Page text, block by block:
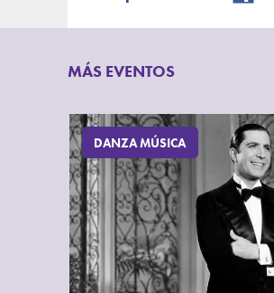
MÁS EVENTOS
DANZA MÚSICA